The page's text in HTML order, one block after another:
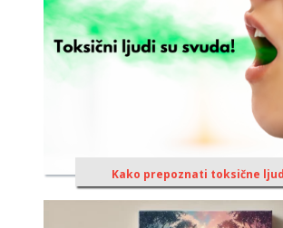
Kako prepoznati toksične